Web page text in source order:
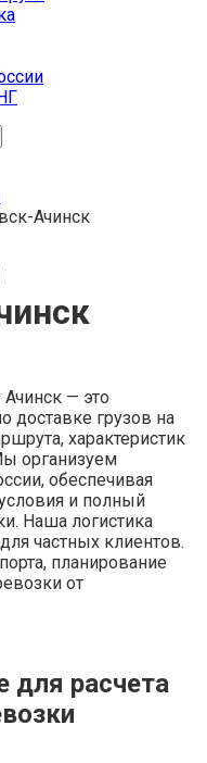
Ачинск
— это
доставке грузов на
характеристик
организуем
обеспечивая
и полный
Наша логистика
частных клиентов.
планирование
от
для расчета